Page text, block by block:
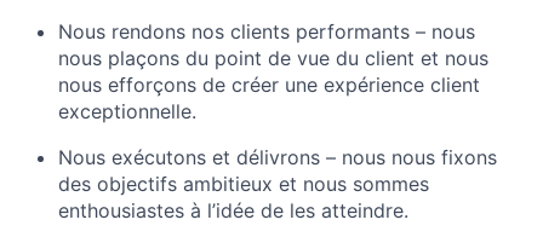
Nous rendons nos clients performants – nous
nous plaçons du point de vue du client et nous
nous efforçons de créer une expérience client
exceptionnelle.
Nous exécutons et délivrons – nous nous fixons
des objectifs ambitieux et nous sommes
enthousiastes à l’idée de les atteindre.